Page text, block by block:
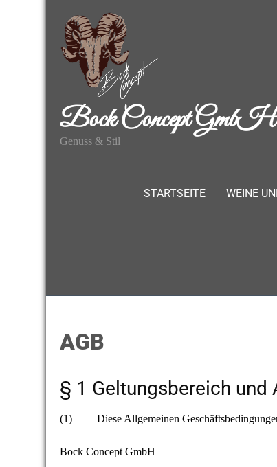
Bock Concept GmbH
Genuss & Stil
STARTSEITE WEINE
AGB
§ 1 Geltungsbereich und
(1) Diese Allgemeinen Geschäftsbedingungen
Bock Concept GmbH